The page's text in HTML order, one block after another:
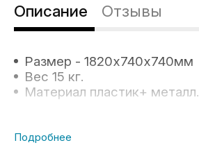
Описание Отзывы
Размер - 1820х740х740мм
Вес 15 кг.
Материал пластик+ металл.